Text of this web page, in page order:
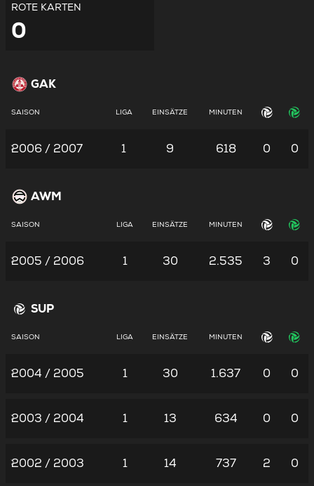
ROTE KARTEN
0
GAK
SAISON LIGA EINSÄTZE MINUTEN
2006 / 2007 1 9 618 0 0
AWM
SAISON LIGA EINSÄTZE MINUTEN
2005 / 2006 1 30 2.535 3 0
SUP
SAISON LIGA EINSÄTZE MINUTEN
2004 / 2005 1 30 1.637 0 0
2003 / 2004 1 13 634 0 0
2002 / 2003 1 14 737 2 0